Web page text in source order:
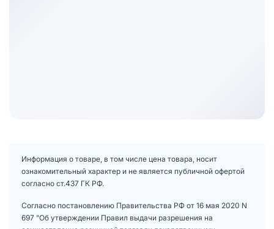
Информация о товаре, в том числе цена товара, носит
ознакомительный характер и не является публичной офертой
согласно ст.437 ГК РФ.
Согласно постановлению Правительства РФ от 16 мая 2020 N
697 "Об утверждении Правил выдачи разрешения на